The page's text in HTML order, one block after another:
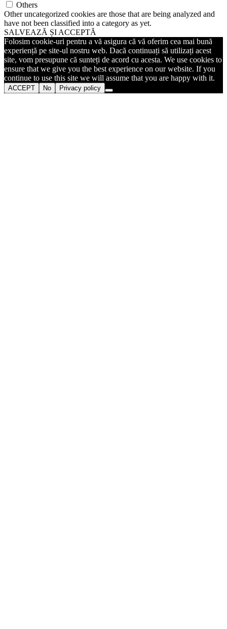
Others
Other uncategorized cookies are those that are being analyzed and
have not been classified into a category as yet.
SALVEAZĂ ȘI ACCEPTĂ
Folosim cookie-uri pentru a vă asigura că vă oferim cea mai bună
experiență pe site-ul nostru web. Dacă continuați să utilizați acest
site, vom presupune că sunteți de acord cu acesta. We use cookies to
ensure that we give you the best experience on our website. If you
continue to use this site we will assume that you are happy with it.
ACCEPT No Privacy policy